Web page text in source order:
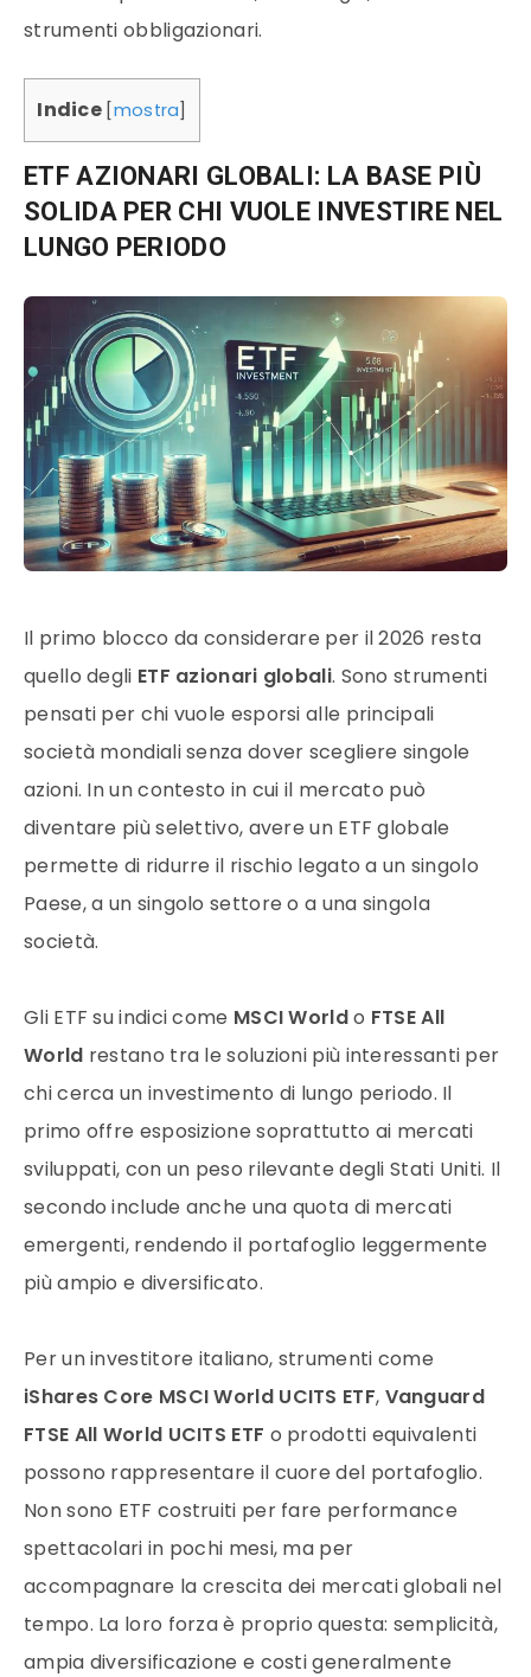
strumenti obbligazionari.
Indice [mostra
ETF AZIONARI GLOBALI: LA BASE PIÙ
SOLIDA PER CHI VUOLE INVESTIRE NEL
LUNGO PERIODO
Il primo blocco da considerare per il 2026 resta
quello degli ETF azionari globali. Sono strumenti
pensati per chi vuole esporsi alle principali
società mondiali senza dover scegliere singole
azioni. In un contesto in cui il mercato può
diventare più selettivo, avere un ETF globale
permette di ridurre il rischio legato a un singolo
Paese, a un singolo settore o a una singola
società.
Gli ETF su indici come MSCI Worldo FTSE All
World restano tra le soluzioni più interessanti per
chi cerca un investimento di lungo periodo. Il
primo offre esposizione soprattutto ai mercati
sviluppati, con un peso rilevante degli Stati Uniti. Il
secondo include anche una quota di mercati
emergenti, rendendo il portafoglio leggermente
più ampio e diversificato.
Per un investitore italiano, strumenti come
iShares Core MSCI World UCITS ETF, Vanguard
FTSE All World UCITS ETF o prodotti equivalenti
possono rappresentare il cuore del portafoglio.
Non sono ETF costruiti per fare performance
spettacolari in pochi mesi, ma per
accompagnare la crescita dei mercati globali nel
tempo. La loro forza è proprio questa: semplicità,
ampia diversificazione e costi generalmente